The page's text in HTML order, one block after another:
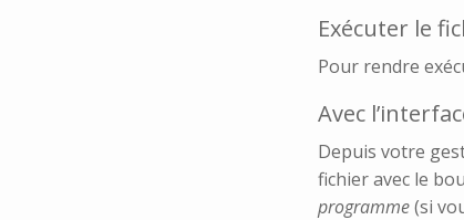
Exécuter le
Pour rendre
Avec
Depuis votre
fichier avec le
programme(si